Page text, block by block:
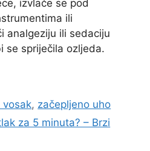
izvlače se pod
ili
analgeziju ili sedaciju
se spriječila ozljeda.
vosak, začepljeno uho
za 5 minuta? – Brzi